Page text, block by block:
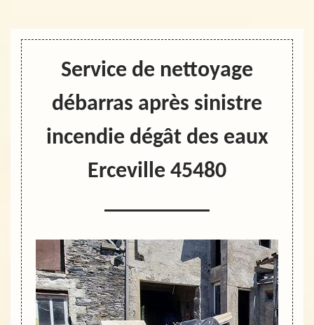
Service de nettoyage
débarras après sinistre
incendie dégât des eaux
Erceville 45480